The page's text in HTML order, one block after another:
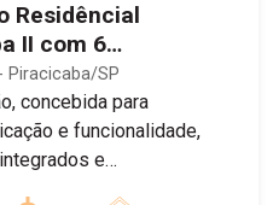
Residêncial
II com 6
674,55m² -
Piracicaba/SP
concebida para
e funcionalidade,
e